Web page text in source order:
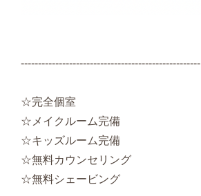
----------------------------------------------------
☆完全個室
☆メイクルーム完備
☆キッズルーム完備
☆無料カウンセリング
☆無料シェービング